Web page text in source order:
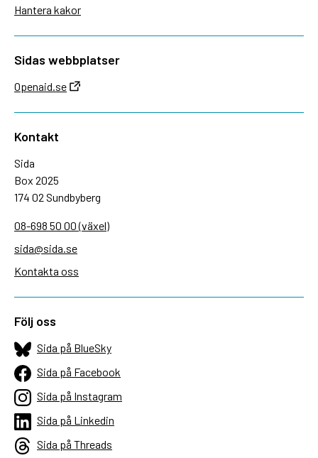
Hantera kakor
Sidas webbplatser
Openaid.se
Kontakt
Sida
Box 2025
174 02 Sundbyberg
08-698 50 00 (växel)
sida@sida.se
Kontakta oss
Följ oss
Sida på BlueSky
Sida på Facebook
Sida på Instagram
Sida på Linkedin
Sida på Threads